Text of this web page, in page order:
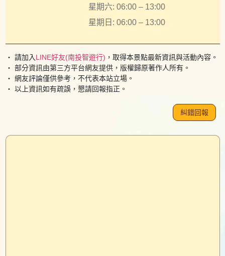
星期六: 06:00 – 13:00
星期日: 06:00 – 13:00
・ 請加入LINE好友(南投智遊行) ，取得本景點最新資訊與活動內容。
・ 部分資訊由第三方平台網友提供，版權歸原著作人所有。
・ 網友評論僅供參考，不代表本站立場。
・ 以上資訊如有疏誤，懇請回報指正。
糾錯回報